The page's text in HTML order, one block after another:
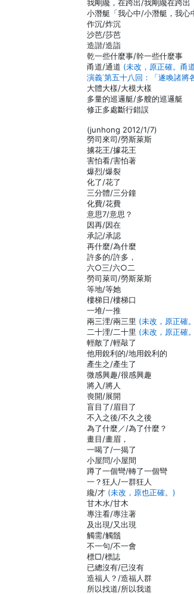
我剛纔，在跨出/我剛纔在跨出
小潛艇「我心中/小潛艇，我心
作沉/炸沉
沙芭/莎芭
造諧/造詣
乾一些什麼事/幹一些什麼事
甬道/通道 (未改，原正確。甬
演義˙第五十八回：「遂喚諸
大體大樣/大模大樣
多量的巡邏艇/多艘的巡邏艇
修正多處斷行錯誤
(junhong 2012/1/7)
勞司來司/勞斯萊斯
擄花王/據花王
害怕看/害怕著
爆烈/爆裂
化了/花了
三分體/三分鐘
化費/花費
意思7/意思？
因再/因在
承記/承認
再什麼/為什麼
許多的/許多，
六○三/六○二
勞司萊司/勞斯萊斯
等地/等她
樓梯日/樓梯口
一堆/一推
兩三浬/兩三里 (未改，原正確
二十浬/二十里 (未改，原正確
輕敵了/輕敲了
他用銳利的/地用銳利的
產生之/產生了
微感興趣/很感興趣
將入/將人
喪開/展開
盲目了/眉目了
不入之後/不久之後
為了什麼／/為了什麼？
畫目/畫眉，
一喝了/一揭了
小屋問/小屋間
蹲了一個彎/轉了一個彎
一？狂人/一群狂人
纔/才 (未改，原也正確。)
甘木水/甘木
專注看/專注著
及出現/又出現
觸需/觸鬚
不一句/不一會
標□/標誌
已總沒有/已沒有
造福人？/造福人群
所以找道/所以我道